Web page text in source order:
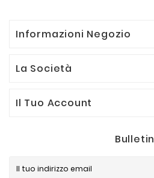
Informazioni Negozio
La Società
Il Tuo Account
Bulletin